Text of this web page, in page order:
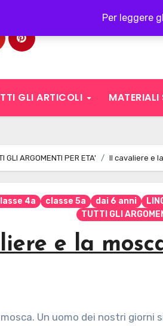
Per leggere
GLI ARTICOLI
GLI ARGOMENTI PER ETA' Il cavaliere e
4a classe 5a dai 6 anni
TUTTI GLI
e la